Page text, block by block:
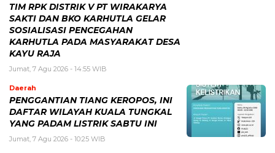
TIM RPK DISTRIK V PT WIRAKARYA
SAKTI DAN BKO KARHUTLA GELAR
SOSIALISASI PENCEGAHAN
KARHUTLA PADA MASYARAKAT DESA
KAYU RAJA
Jumat, 7 Agu 2026 - 14:55 WIB
Daerah
PENGGANTIAN TIANG KEROPOS, INI
DAFTAR WILAYAH KUALA TUNGKAL
YANG PADAM LISTRIK SABTU INI
Jumat, 7 Agu 2026 - 10:25 WIB